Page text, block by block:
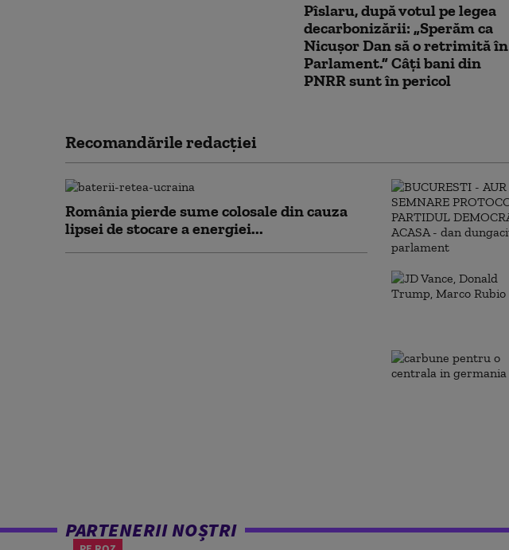
Pîslaru, după votul pe legea
decarbonizării: „Sperăm ca
Nicușor Dan să o retrimită în
Parlament.” Câți bani din
PNRR sunt în pericol
Recomandările redacţiei
România pierde sume colosale din cauza
lipsei de stocare a energiei...
PARTENERII NOȘTRI